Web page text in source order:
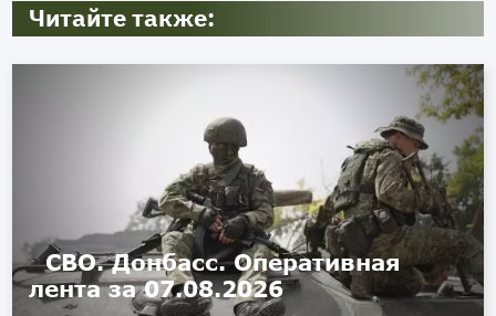
Читайте также:
СВО. Донбасс. Оперативная
лента за 07.08.2026